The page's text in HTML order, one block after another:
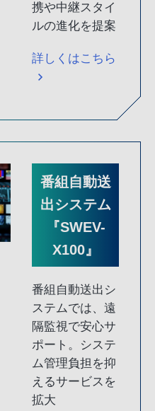
携や中継スタイ
ルの進化を提案
詳しくはこちら
番組自動送
出システム
『SWEV-
X100』
番組自動送出シ
ステムでは、遠
隔監視で安心サ
ポート。システ
ム管理負担を抑
えるサービスを
拡大